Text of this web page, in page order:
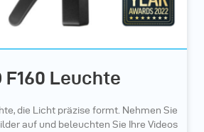
F160 Leuchte
die Licht präzise formt. Nehmen Sie
auf und beleuchten Sie Ihre Videos